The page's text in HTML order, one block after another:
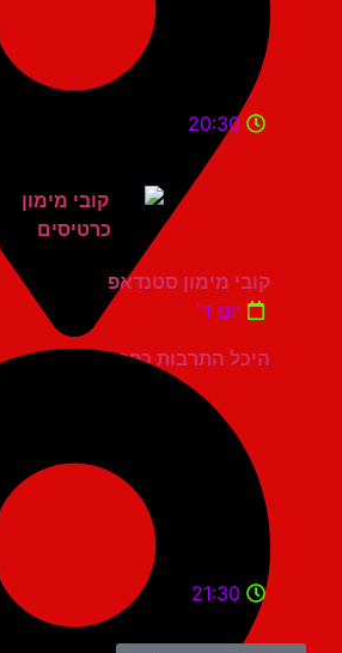
היכל התרבות כפר סבא
20:30
קובי מימון סטנדאפ
יום ד'
21:30